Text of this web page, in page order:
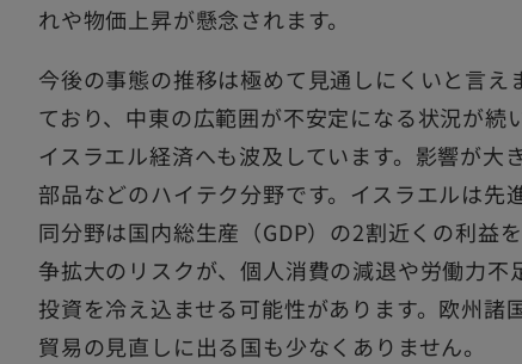
れや物価上昇が懸念されます。
今後の事態の推移は極めて見通しにくいと言え
ており、中東の広範囲が不安定になる状況が続
イスラエル経済へも波及しています。影響が大
部品などのハイテク分野です。イスラエルは先
同分野は国内総生産（GDP）の2割近くの利益
争拡大のリスクが、個人消費の減退や労働力
投資を冷え込ませる可能性があります。欧州諸
貿易の見直しに出る国も少なくありません。